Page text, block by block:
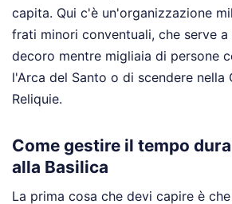
capita. Qui c'è un'organizzazione
frati minori conventuali, che serve a
decoro mentre migliaia di persone
l'Arca del Santo o di scendere nella
Reliquie.
Come gestire il tempo
alla Basilica
La prima cosa che devi capire è